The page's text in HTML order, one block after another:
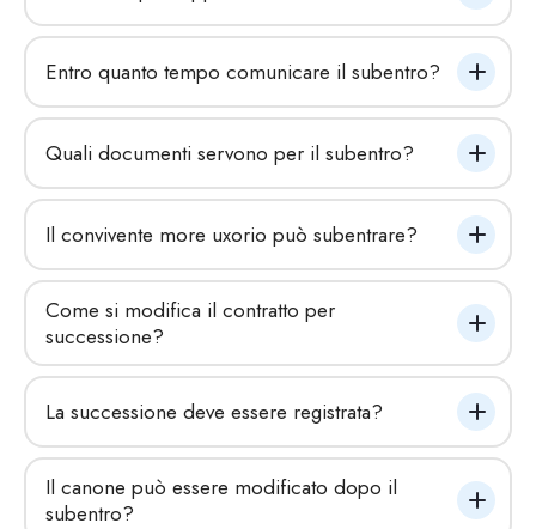
Entro quanto tempo comunicare il subentro?
Quali documenti servono per il subentro?
Il convivente more uxorio può subentrare?
Come si modifica il contratto per
successione?
La successione deve essere registrata?
Il canone può essere modificato dopo il
subentro?